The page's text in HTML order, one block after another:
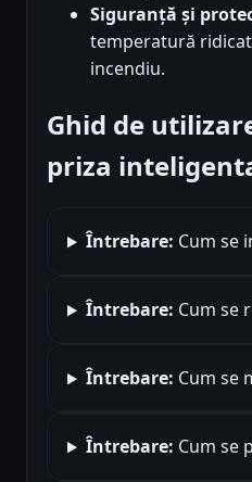
Siguranță și
temperatură
incendiu.
Ghid de
priza
Întrebare: Cum se
Întrebare: Cum se
Întrebare: Cum se
Întrebare: Cum se